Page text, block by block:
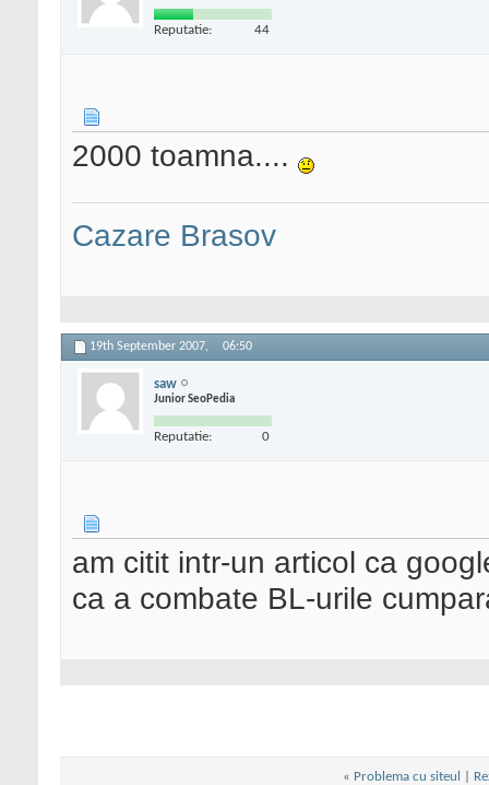
Reputatie: 44
2000 toamna....
Cazare Brasov
19th September 2007, 06:50
saw
Junior SeoPedia
Reputatie: 0
am citit intr-un articol ca
ca a combate BL-urile
« Problema cu siteul